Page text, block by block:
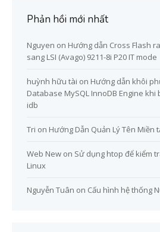
Phản hồi mới nhất
Nguyen on Hướng dẫn Cross Flash
sang LSI (Avago) 9211-8i P20 IT mode
huỳnh hữu tài on Hướng dẫn khôi
Database MySQL InnoDB Engine
idb
Tri on Hướng Dẫn Quản Lý Tên Miền
Web New on Sử dụng htop để kiểm
Linux
Nguyễn Tuân on Cấu hình hệ thống